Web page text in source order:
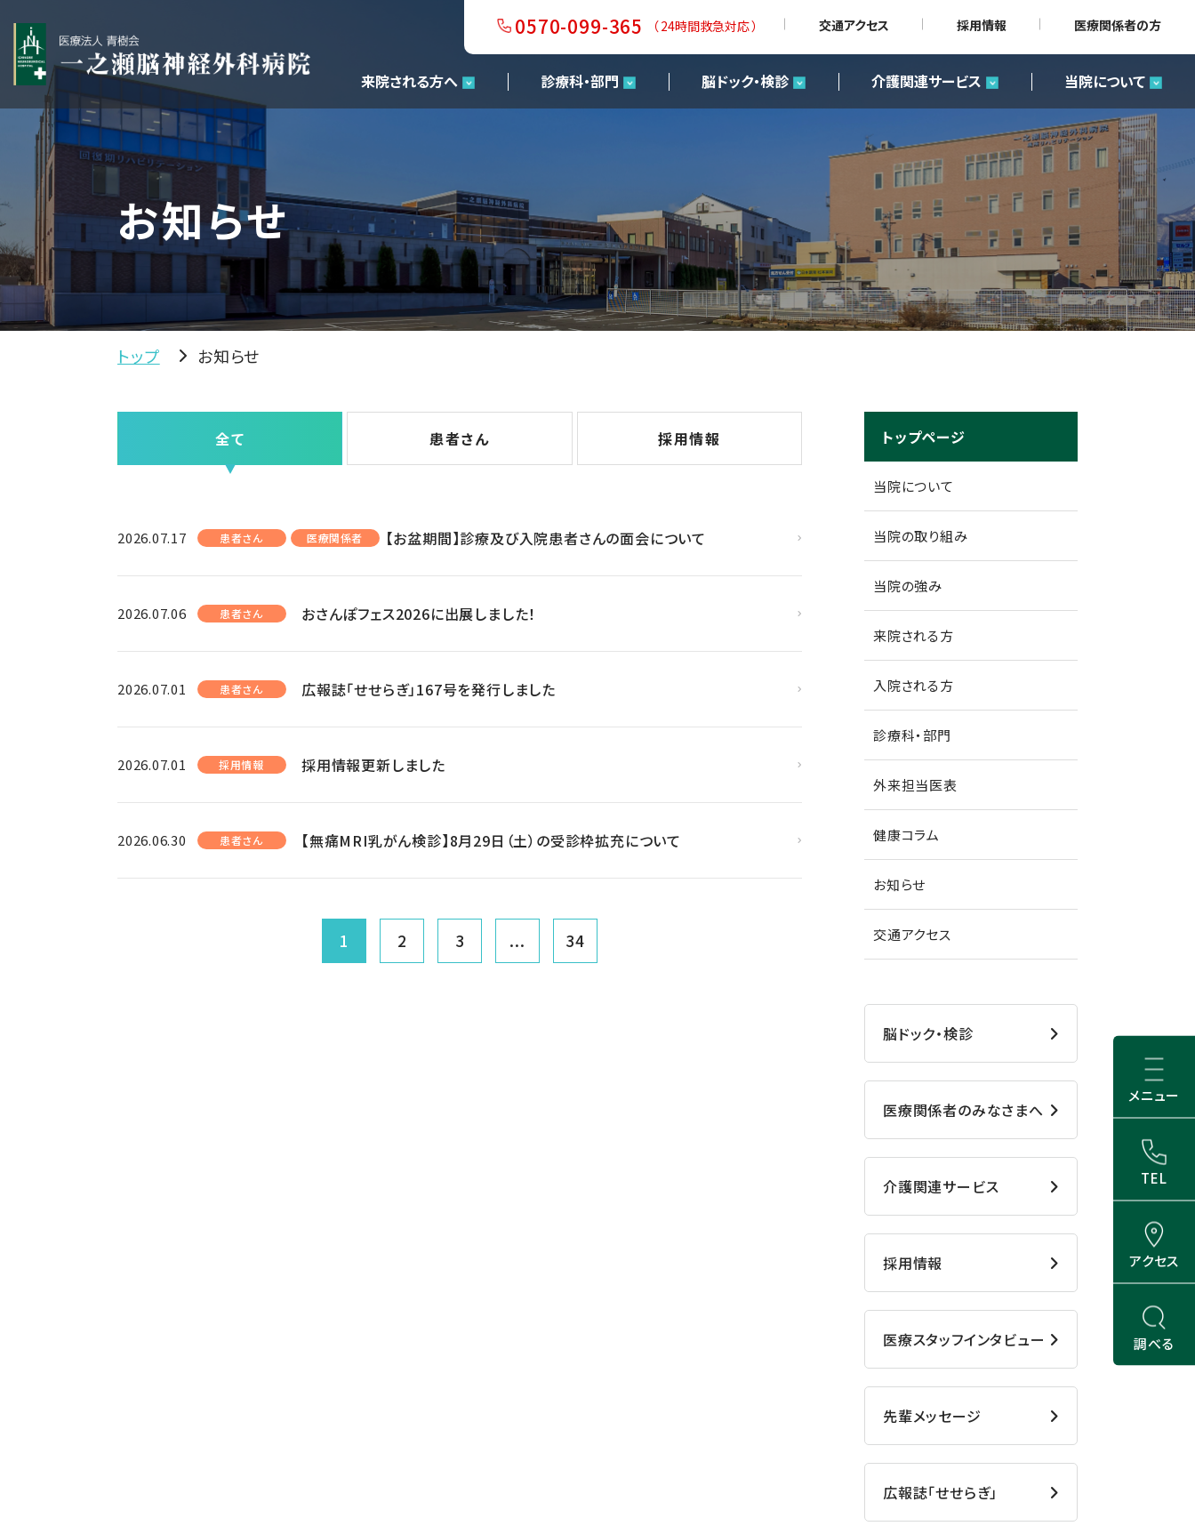
0570-099-365 （ 24時間救急対応 ） 交通アクセス 採用情報 医療関係者の方
来院される方へ 診療科・部門 脳ドック・検診 介護関連サービス 当院について
お知らせ
トップ お知らせ
全て 患者さん 採用情報
2026.07.17 患者さん 医療関係者 【お盆期間】診療及び入院患者さんの面会について
2026.07.06 患者さん おさんぽフェス2026に出展しました！
2026.07.01 患者さん 広報誌「せせらぎ」167号を発行しました
2026.07.01 採用情報 採用情報更新しました
2026.06.30 患者さん 【無痛MRI乳がん検診】8月29日（土）の受診枠拡充について
1 2 3 ... 34
トップページ
当院について
当院の取り組み
当院の強み
来院される方
入院される方
診療科・部門
外来担当医表
健康コラム
お知らせ
交通アクセス
脳ドック・検診
医療関係者のみなさまへ
介護関連サービス
採用情報
医療スタッフインタビュー
先輩メッセージ
広報誌「せせらぎ」
メニュー
TEL
アクセス
調べる